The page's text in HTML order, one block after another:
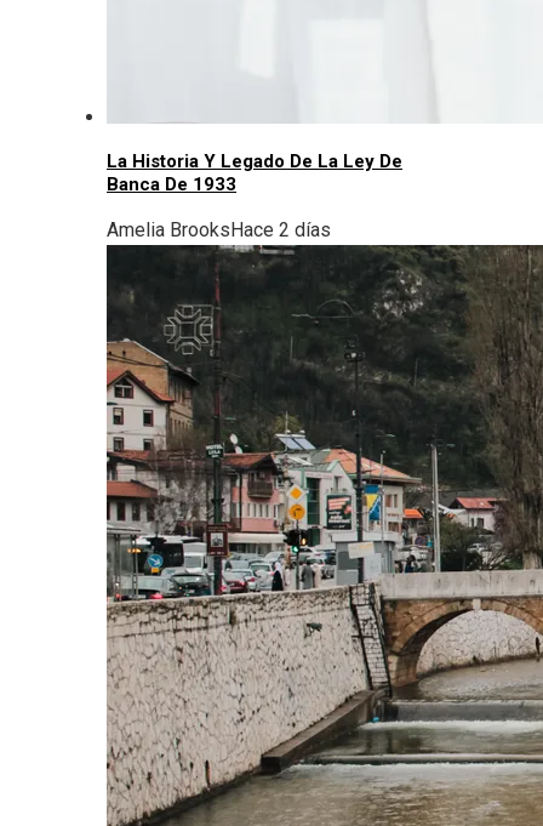
La Historia Y Legado De La Ley De
Banca De 1933
Amelia BrooksHace 2 días